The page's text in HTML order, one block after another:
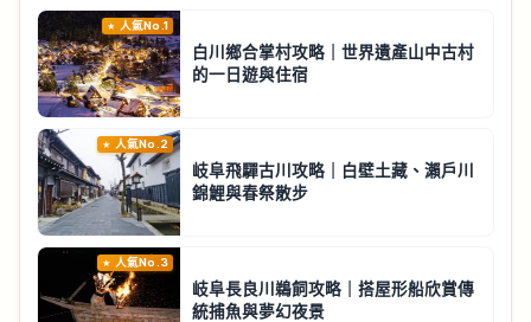
人氣No.1
白川鄉合掌村攻略｜世界遺產山中古村
的一日遊與住宿
人氣No.2
岐阜飛驒古川攻略｜白壁土藏、瀨戶川
錦鯉與春祭散步
人氣No.3
岐阜長良川鵜飼攻略｜搭屋形船欣賞傳
統捕魚與夢幻夜景